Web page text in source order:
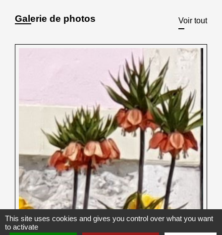
Galerie de photos Voir tout
This site uses cookies and gives you control over what you want
to activate